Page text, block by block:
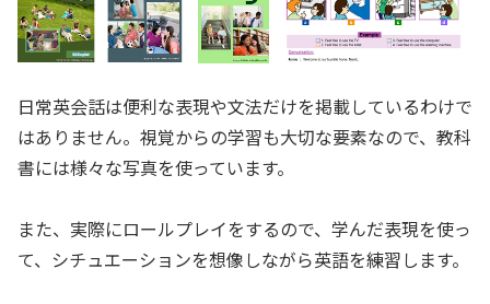
日常英会話は便利な表現や文法だけを掲載しているわけで
はありません。視覚からの学習も大切な要素なので、教科
書には様々な写真を使っています。
また、実際にロールプレイをするので、学んだ表現を使っ
て、シチュエーションを想像しながら英語を練習します。